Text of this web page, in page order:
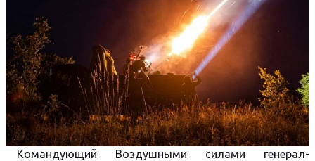
Командующий Воздушными силами генерал-